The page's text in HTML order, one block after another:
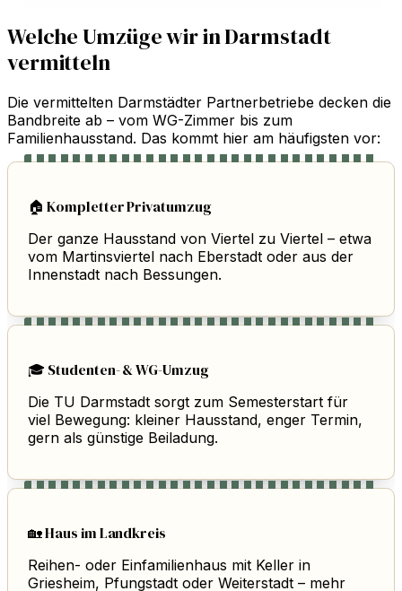
Welche Umzüge wir in Darmstadt
vermitteln
Die vermittelten Darmstädter Partnerbetriebe decken die
Bandbreite ab – vom WG-Zimmer bis zum
Familienhausstand. Das kommt hier am häufigsten vor:
🏠 Kompletter Privatumzug
Der ganze Hausstand von Viertel zu Viertel – etwa
vom Martinsviertel nach Eberstadt oder aus der
Innenstadt nach Bessungen.
🎓 Studenten- & WG-Umzug
Die TU Darmstadt sorgt zum Semesterstart für
viel Bewegung: kleiner Hausstand, enger Termin,
gern als günstige Beiladung.
🏡 Haus im Landkreis
Reihen- oder Einfamilienhaus mit Keller in
Griesheim, Pfungstadt oder Weiterstadt – mehr